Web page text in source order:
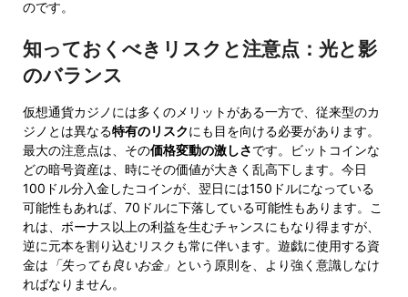
のです。
知っておくべきリスクと注意点：光と影
のバランス
仮想通貨カジノには多くのメリットがある一方で、従来型のカ
ジノとは異なる特有のリスクにも目を向ける必要があります。
最大の注意点は、その価格変動の激しさです。ビットコインな
どの暗号資産は、時にその価値が大きく乱高下します。今日
100ドル分入金したコインが、翌日には150ドルになっている
可能性もあれば、70ドルに下落している可能性もあります。こ
れは、ボーナス以上の利益を生むチャンスにもなり得ますが、
逆に元本を割り込むリスクも常に伴います。遊戯に使用する資
金は 「失っても良いお金」 という原則を、より強く意識しなけ
ればなりません。